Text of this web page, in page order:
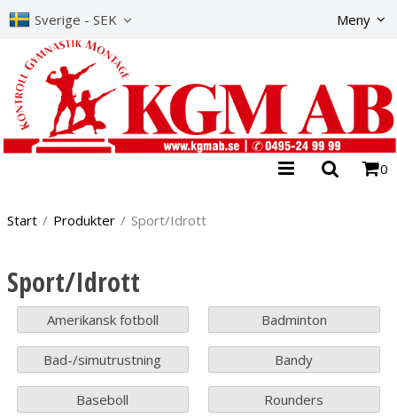
Sverige - SEK Meny
0
Start / Produkter / Sport/Idrott
Sport/Idrott
Amerikansk fotboll Badminton
Bad-/simutrustning Bandy
Baseboll Rounders